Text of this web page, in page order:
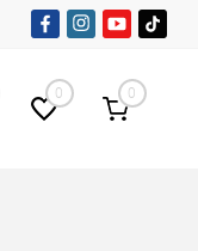
0 0